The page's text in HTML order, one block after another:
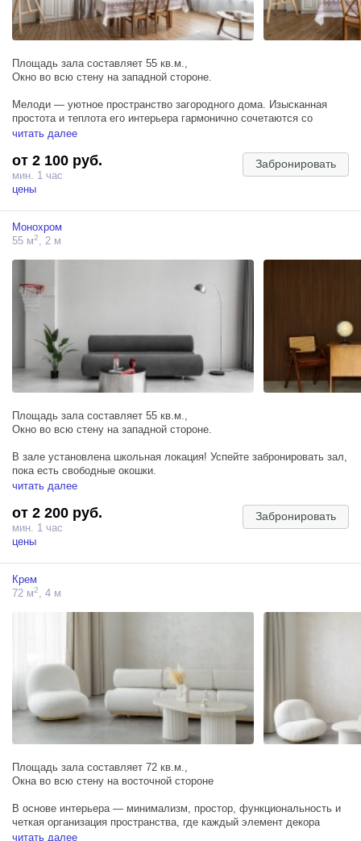
Площадь зала составляет 55 кв.м.,
Окно во всю стену на западной стороне.
Мелоди — уютное пространство загородного дома. Изысканная
простота и теплота его интерьера гармонично сочетаются со
сдержанными элементами русского народного стиля.
Подойдет для индивидуальной, семейной, детской и фотосесии
для двоих.
— светлая кухня в деревенском стиле;
— обеденная зона с сервировкой на 4 персоны;
— светлая деревянная лестница;
— зеркальная локация, имитирующая панорамные окна;
— большое панорамное окно.
читать далее
от 2 100 руб.
мин. 1 час
цены
Забронировать
Монохром
55 м2, 2 м
Площадь зала составляет 55 кв.м.,
Окно во всю стену на западной стороне.
В зале установлена школьная локация! Успейте забронировать зал,
пока есть свободные окошки.
минимализма с дизайнерской мебелью, контрастными акцентами и
стильными деталями.
лукбуков.
ЛОКАЦИИ:
— красное кресло с металлическим журнальным столиком на фоне
— офисная зона;
— школьная локация;
— красное баскетбольное кольцо с кристаллами вместо сетки.
читать далее
от 2 200 руб.
мин. 1 час
цены
Забронировать
Крем
72 м2 , 4 м
Площадь зала составляет 72 кв.м.,
Окна во всю стену на восточной стороне
В основе интерьера — минимализм, простор, функциональность и
четкая организация пространства, где каждый элемент декора
имеет свое место.
читать далее